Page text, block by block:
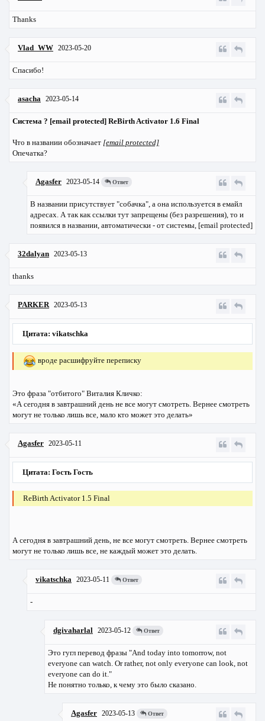
Thanks
Vlad_WW 2023-05-20
Спасибо!
asacha 2023-05-14
Система ? [email protected] ReBirth Activator 1.6 Final
Что в названии обозначает [email protected]
Опечатка?
Agasfer 2023-05-14 Ответ
В названии присутствует "собачка", а она используется в емайл
адресах. А так как ссылки тут запрещены (без разрешения), то и
появился в названии, автоматически - от системы, [email protected]
32dalyan 2023-05-13
thanks
PARKER 2023-05-13
Цитата: vikatschka
вроде расшифруйте переписку
Это фраза "отбитого" Виталия Кличко:
«А сегодня в завтрашний день не все могут смотреть. Вернее смотреть
могут не только лишь все, мало кто может это делать»
Agasfer 2023-05-11
Цитата: Гость Гость
ReBirth Activator 1.5 Final
А сегодня в завтрашний день, не все могут смотреть. Вернее смотреть
могут не только лишь все, не каждый может это делать.
vikatschka 2023-05-11 Ответ
-
dgivaharlal 2023-05-12 Ответ
Это гугл перевод фразы "And today into tomorrow, not
everyone can watch. Or rather, not only everyone can look, not
everyone can do it."
Не понятно только, к чему это было сказано.
Agasfer 2023-05-13 Ответ